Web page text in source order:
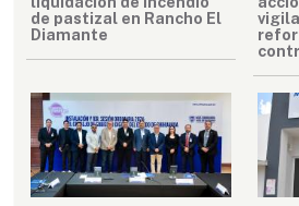
de pastizal en Rancho El
Diamante